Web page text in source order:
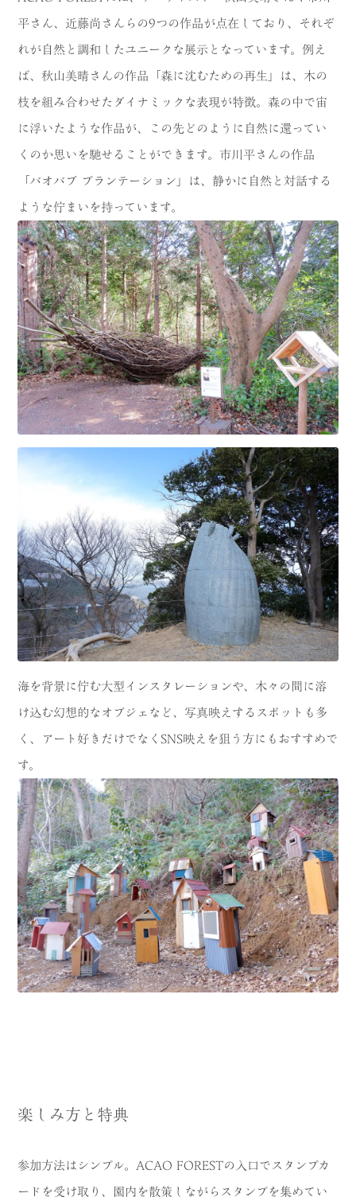
平さん、近藤尚さんらの9つの作品が点在しており、それぞ
れが自然と調和したユニークな展示となっています。例え
ば、秋山美晴さんの作品「森に沈むための再生」は、木の
枝を組み合わせたダイナミックな表現が特徴。森の中で宙
に浮いたような作品が、この先どのように自然に還ってい
くのか思いを馳せることができます。市川平さんの作品
「バオバブ プランテーション」は、静かに自然と対話する
ような佇まいを持っています。
海を背景に佇む大型インスタレーションや、木々の間に溶
け込む幻想的なオブジェなど、写真映えするスポットも多
く、アート好きだけでなくSNS映えを狙う方にもおすすめで
す。
楽しみ方と特典
参加方法はシンプル。ACAO FORESTの入口でスタンプカ
ードを受け取り、園内を散策しながらスタンプを集めてい